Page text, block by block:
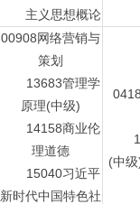
主义思想概论
00908网络营销与
策划
13683管理学
原理(中级)
14158商业伦
理道德
15040习近平
新时代中国特色社
(中